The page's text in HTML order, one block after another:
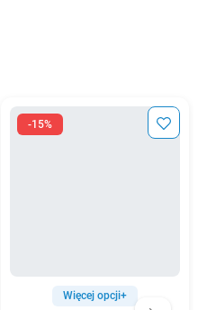
-15%
Więcej opcji+